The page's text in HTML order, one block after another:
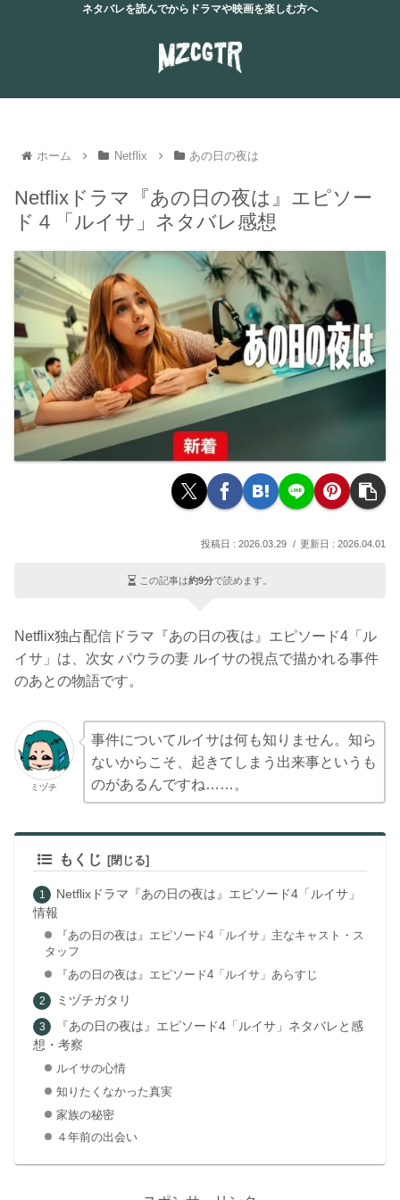
ネタバレを読んでからドラマや映画を楽しむ方へ
ホーム Netflix あの日の夜は
Netflixドラマ『あの日の夜は』エピソー
ド４「ルイサ」ネタバレ感想
2026.03.29 2026.04.01
この記事は約9分で読めます。
Netflix独占配信ドラマ『あの日の夜は』エピソード4「ル
イサ」は、次女 パウラの妻 ルイサの視点で描かれる事件
のあとの物語です。
ミヅチ
事件についてルイサは何も知りません。知ら
ないからこそ、起きてしまう出来事というも
のがあるんですね……。
もくじ
Netflixドラマ『あの日の夜は』エピソード4「ルイサ」
情報
『あの日の夜は』エピソード4「ルイサ」主なキャスト・ス
タッフ
『あの日の夜は』エピソード4「ルイサ」あらすじ
ミヅチガタリ
『あの日の夜は』エピソード4「ルイサ」ネタバレと感
想・考察
ルイサの心情
知りたくなかった真実
家族の秘密
４年前の出会い